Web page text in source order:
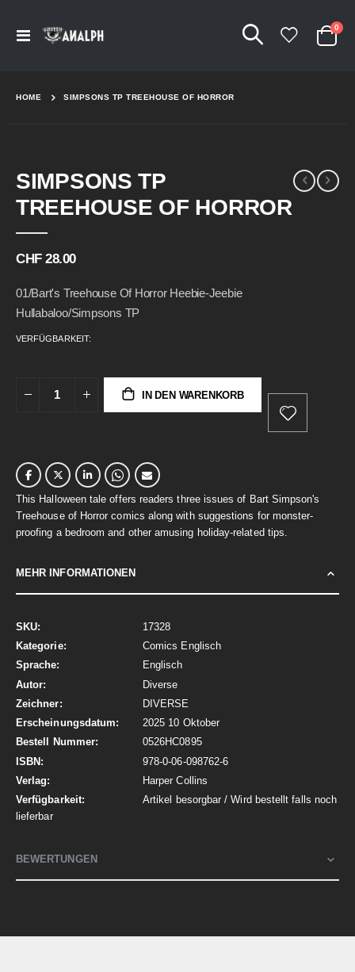
Navigation
Cart
0
HOME SIMPSONS TP TREEHOUSE OF HORROR
SIMPSONS TP
TREEHOUSE OF HORROR
CHF 28.00
01/Bart's Treehouse Of Horror Heebie-Jeebie
Hullabaloo/Simpsons TP
VERFÜGBARKEIT:
IN DEN WARENKORB
This Halloween tale offers readers three issues of Bart Simpson's
Treehouse of Horror comics along with suggestions for monster-
proofing a bedroom and other amusing holiday-related tips.
MEHR INFORMATIONEN
Mehr
Informationen
17328
Comics Englisch
Englisch
Diverse
DIVERSE
2025 10 Oktober
0526HC0895
978-0-06-098762-6
Harper Collins
Artikel besorgbar / Wird bestellt falls noch
lieferbar
BEWERTUNGEN
to
the
images
to
the
beginning
images